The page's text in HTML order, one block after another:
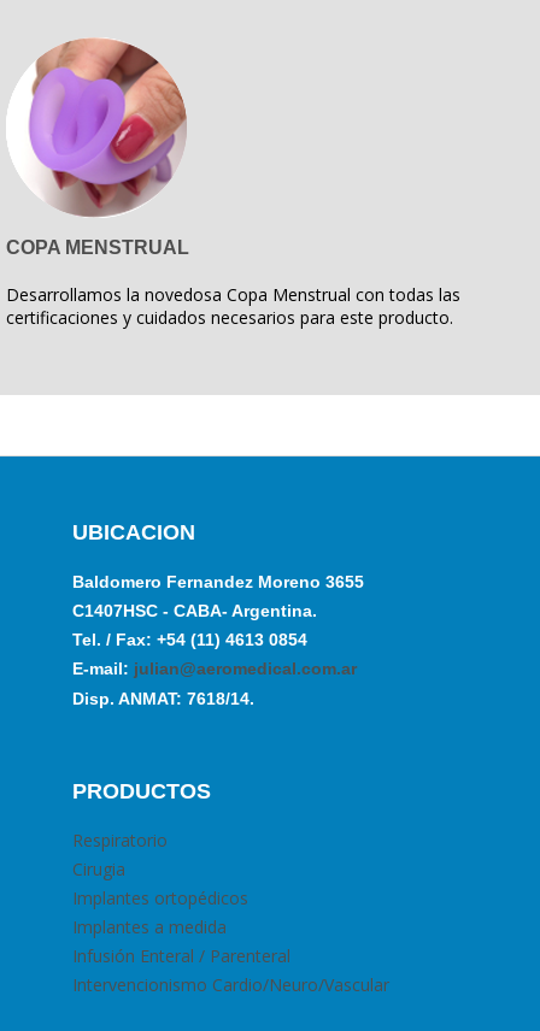
COPA MENSTRUAL
Desarrollamos la novedosa Copa Menstrual con todas las
certificaciones y cuidados necesarios para este producto.
UBICACION
Baldomero Fernandez Moreno 3655
C1407HSC - CABA- Argentina.
Tel. / Fax: +54 (11) 4613 0854
E-mail: julian@aeromedical.com.ar
Disp. ANMAT: 7618/14.
PRODUCTOS
Respiratorio
Cirugia
Implantes ortopédicos
Implantes a medida
Infusión Enteral / Parenteral
Intervencionismo Cardio/Neuro/Vascular